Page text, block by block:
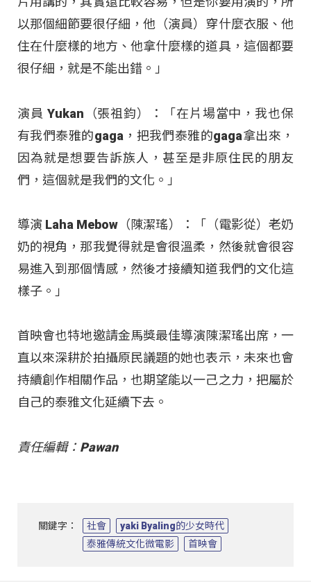
以那個細節要很仔細，他（演員）穿什麼衣服、他
住在什麼樣的地方、他拿什麼樣的道具，這個都要
很仔細，就是不能出錯。」
演員 Yukan（張祖鈞）：「在片場當中，我也保
有我們泰雅的gaga，把我們泰雅的gaga拿出來，
因為就是想要告訴族人，甚至是非原住民的朋友
們，這個就是我們的文化。」
導演 Laha Mebow（陳潔瑤）：「（電影從）老奶
奶的視角，那我覺得就是會很溫柔，然後就會很容
易進入到那個情感，然後才接續知道我們的文化這
樣子。」
首映會也特地邀請金馬獎最佳導演陳潔瑤出席，一
直以來深耕於拍攝原民議題的她也表示，未來也會
持續創作相關作品，也期望能以一己之力，把屬於
自己的泰雅文化延續下去。
責任編輯：Pawan
關鍵字： 社會
yaki Byaling的少女時代
泰雅傳統文化微電影
首映會